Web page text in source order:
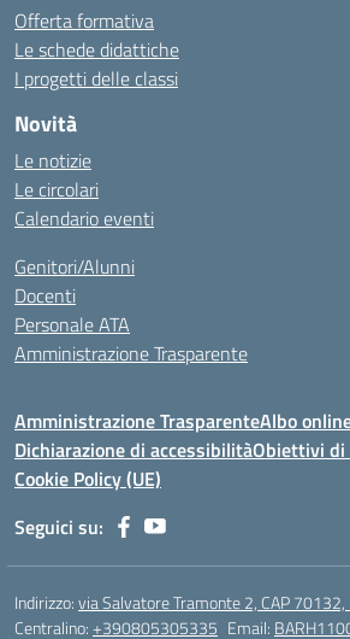
Offerta formativa
Le schede didattiche
I progetti delle classi
Novità
Le notizie
Le circolari
Calendario eventi
Genitori/Alunni
Docenti
Personale ATA
Amministrazione Trasparente
Amministrazione TrasparenteAlbo
Dichiarazione di accessibilitàObiettivi di
Cookie Policy (UE)
Seguici su:
Indirizzo:via Salvatore Tramonte 2, CAP 70132,
Centralino:+390805305335 Email: